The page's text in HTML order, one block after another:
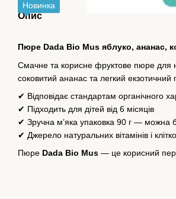
Новинка
Опис
Пюре Dada Bio Mus яблуко, ананас,
Смачне та корисне фруктове пюре для
соковитий ананас та легкий екзотичний
✔ Відповідає стандартам органічного
✔ Підходить для дітей від 6 місяців
✔ Зручна м’яка упаковка 90 г — можна
✔ Джерело натуральних вітамінів і
Пюре Dada Bio Mus — це корисний